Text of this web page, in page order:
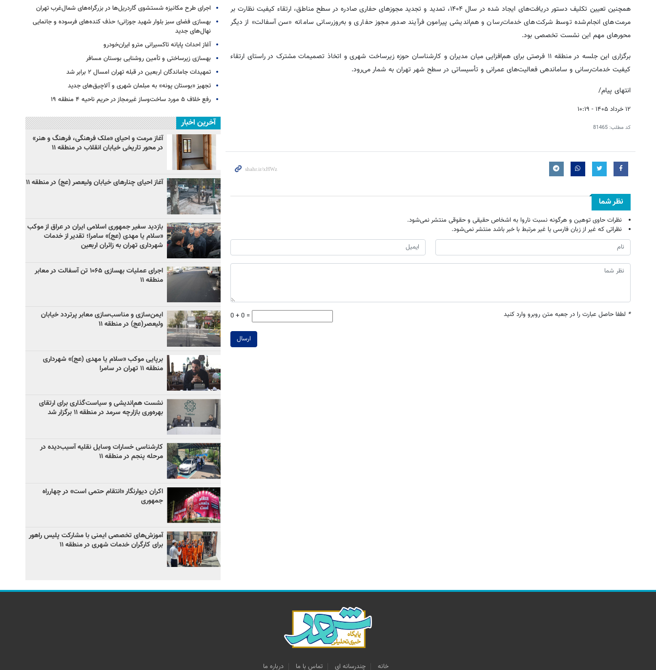
همچنین تعیین تکلیف دستور دریافت‌های ایجاد شده در سال ۱۴۰۴، تمدید و تجدید مجوزهای حفاری صادره در سطح مناطق، ارتقاء کیفیت نظارت بر
مرمت‌های انجام‌شده توسط شرکت‌های خدمات‌رسان و هم‌اندیشی پیرامون فرآیند صدور مجوز حفاری و به‌روزرسانی سامانه «سن آسفالت» از دیگر
محورهای مهم این نشست تخصصی بود.
برگزاری این جلسه در منطقه ۱۱ فرصتی برای هم‌افزایی میان مدیران و کارشناسان حوزه زیرساخت شهری و اتخاذ تصمیمات مشترک در راستای ارتقاء
کیفیت خدمات‌رسانی و ساماندهی فعالیت‌های عمرانی و تأسیساتی در سطح شهر تهران به شمار می‌رود.
انتهای پیام/
۱۲ خرداد ۱۴۰۵ - ۱۰:۱۹
کد مطلب: 81465
نظر شما
نظرات حاوی توهین و هرگونه نسبت ناروا به اشخاص حقیقی و حقوقی منتشر نمی‌شود.
نظراتی که غیر از زبان فارسی یا غیر مرتبط با خبر باشد منتشر نمی‌شود.
* لطفا حاصل عبارت را در جعبه متن روبرو وارد کنید 0 + 0 =
ارسال
اجرای طرح مکانیزه شستشوی گاردریل‌ها در بزرگراه‌های شمال‌غرب تهران
بهسازی فضای سبز بلوار شهید جوزانی؛ حذف کنده‌های فرسوده و جانمایی
نهال‌های جدید
آغاز احداث پایانه تاکسیرانی مترو ایران‌خودرو
بهسازی زیرساختی و تأمین روشنایی بوستان مسافر
تمهیدات جاماندگان اربعین در قبله تهران امسال ۲ برابر شد
تجهیز «بوستان پونه» به مبلمان شهری و آلاچیق‌های جدید
رفع خلاف ۵ مورد ساخت‌وساز غیرمجاز در حریم ناحیه ۴ منطقه ۱۹
آخرین اخبار
آغاز مرمت و احیای «ملک فرهنگی، فرهنگ و هنر»
در محور تاریخی خیابان انقلاب در منطقه ۱۱
آغاز احیای چنارهای خیابان ولیعصر (عج) در منطقه ۱۱
بازدید سفیر جمهوری اسلامی ایران در عراق از موکب
«سلام یا مهدی (عج)» سامرا؛ تقدیر از خدمات
شهرداری تهران به زائران اربعین
اجرای عملیات بهسازی ۱۰۶۵ تن آسفالت در معابر
منطقه ۱۱
ایمن‌سازی و مناسب‌سازی معابر پرتردد خیابان
ولیعصر(عج) در منطقه ۱۱
برپایی موکب «سلام یا مهدی (عج)» شهرداری
منطقه ۱۱ تهران در سامرا
نشست هم‌اندیشی و سیاست‌گذاری برای ارتقای
بهره‌وری بازارچه سرمد در منطقه ۱۱ برگزار شد
کارشناسی خسارات وسایل نقلیه آسیب‌دیده در
مرحله پنجم در منطقه ۱۱
اکران دیوارنگار «انتقام حتمی است» در چهارراه
جمهوری
آموزش‌های تخصصی ایمنی با مشارکت پلیس راهور
برای کارگران خدمات شهری در منطقه ۱۱
خانه چندرسانه اي تماس با ما درباره ما